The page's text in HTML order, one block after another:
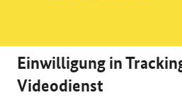
Einwilligung in
Videodienst